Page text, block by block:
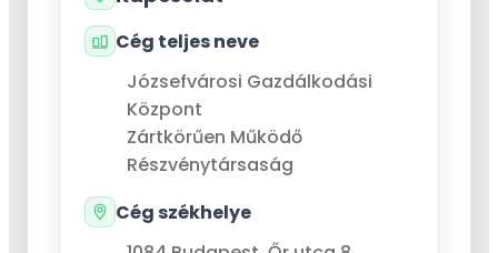
Cég teljes neve
Józsefvárosi Gazdálkodási
Központ
Zártkörűen Működő
Részvénytársaság
Cég székhelye